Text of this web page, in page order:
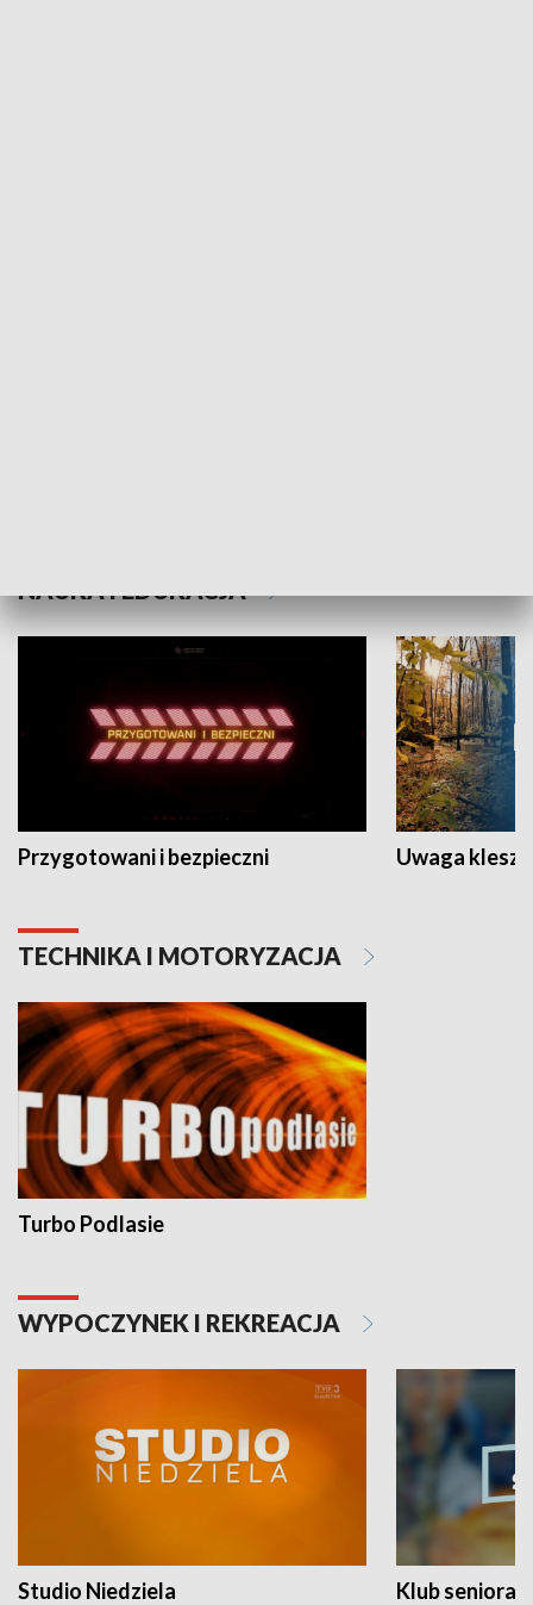
NAUKA I EDUKACJA
Przygotowani i bezpieczni Uwaga
TECHNIKA I MOTORYZACJA
Turbo Podlasie
WYPOCZYNEK I REKREACJA
Studio Niedziela Klub seniora